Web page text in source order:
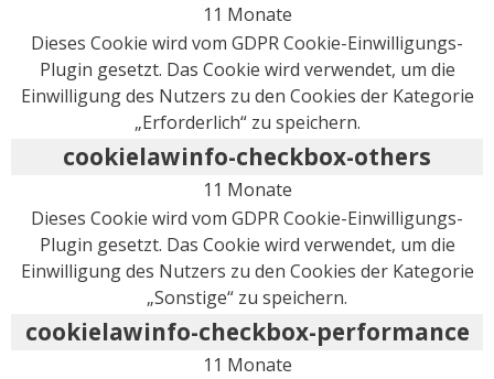
11 Monate
Dieses Cookie wird vom GDPR Cookie-Einwilligungs-
Plugin gesetzt. Das Cookie wird verwendet, um die
Einwilligung des Nutzers zu den Cookies der Kategorie
„Erforderlich“ zu speichern.
cookielawinfo-checkbox-others
11 Monate
Dieses Cookie wird vom GDPR Cookie-Einwilligungs-
Plugin gesetzt. Das Cookie wird verwendet, um die
Einwilligung des Nutzers zu den Cookies der Kategorie
„Sonstige“ zu speichern.
cookielawinfo-checkbox-performance
11 Monate